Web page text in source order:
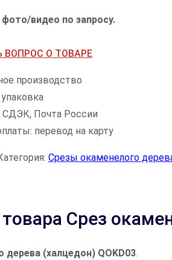
видео по запросу.
ВОПРОС О ТОВАРЕ
производство
СДЭК, Почта России
перевод на карту
Срезы окаменелого
Срез
дерева (халцедон) QOKD03.